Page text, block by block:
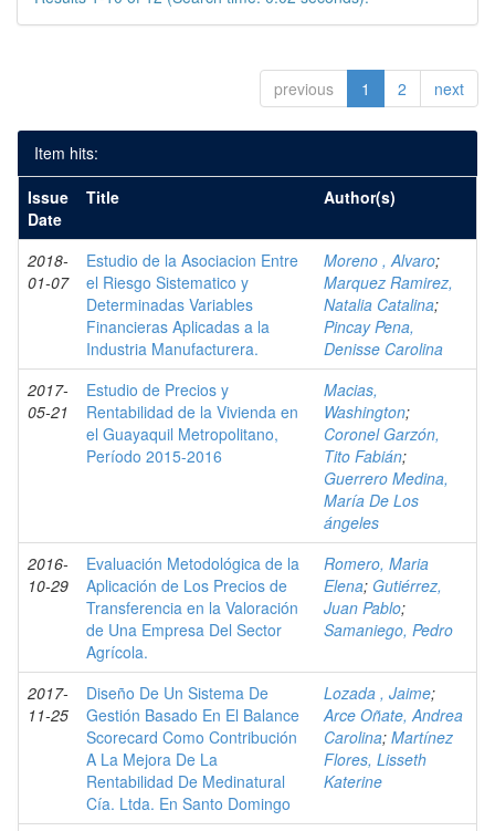
previous 1 2 next
Item hits:
Issue
Date
Title Author(s)
2018-
01-07
Estudio de la Asociacion Entre
el Riesgo Sistematico y
Determinadas Variables
Financieras Aplicadas a la
Industria Manufacturera.
Moreno , Alvaro;
Marquez Ramirez,
Natalia Catalina;
Pincay Pena,
Denisse Carolina
2017-
05-21
Estudio de Precios y
Rentabilidad de la Vivienda en
el Guayaquil Metropolitano,
Período 2015-2016
Macias,
Washington;
Coronel Garzón,
Tito Fabián;
Guerrero Medina,
María De Los
ángeles
2016-
10-29
Evaluación Metodológica de la
Aplicación de Los Precios de
Transferencia en la Valoración
de Una Empresa Del Sector
Agrícola.
Romero, Maria
Elena; Gutiérrez,
Juan Pablo;
Samaniego, Pedro
2017-
11-25
Diseño De Un Sistema De
Gestión Basado En El Balance
Scorecard Como Contribución
A La Mejora De La
Rentabilidad De Medinatural
Cía. Ltda. En Santo Domingo
Lozada , Jaime;
Arce Oñate, Andrea
Carolina; Martínez
Flores, Lisseth
Katerine